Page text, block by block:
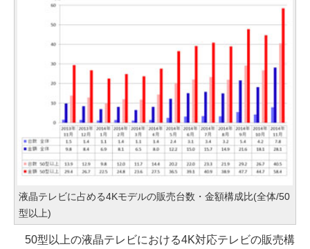
液晶テレビに占める4Kモデルの販売台数・金額構成比(全体/50
型以上)
50型以上の液晶テレビにおける4K対応テレビの販売構